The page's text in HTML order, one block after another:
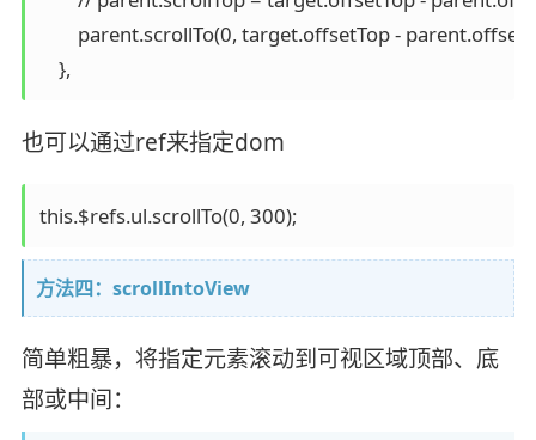
parent.scrollTo(0, target.offsetTop -
    },
也可以通过ref来指定dom
this.$refs.ul.scrollTo(0, 300);
方法四：scrollIntoView
简单粗暴，将指定元素滚动到可视区域顶部、底
部或中间：